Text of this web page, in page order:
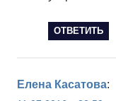
ОТВЕТИТЬ
Елена Касатова: